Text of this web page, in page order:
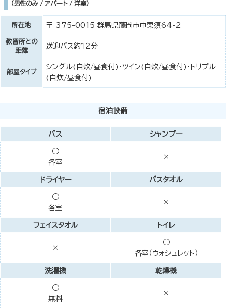
（男性のみ / アパート / 洋室）
所在地 〒 375-0015 群馬県藤岡市中栗須64-2
教習所との
距離
送迎バス約１２分
部屋タイプ
シングル(自炊/昼食付)・ツイン(自炊/昼食付)・トリプル
(自炊/昼食付)
宿泊設備
バス
○
各室
シャンプー
×
ドライヤー
○
各室
バスタオル
×
フェイスタオル
×
トイレ
○
各室（ウォシュレット）
洗濯機
○
無料
乾燥機
×